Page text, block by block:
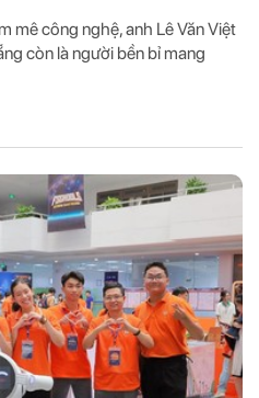
mê công nghệ, anh Lê Văn Việt
còn là người bền bỉ mang